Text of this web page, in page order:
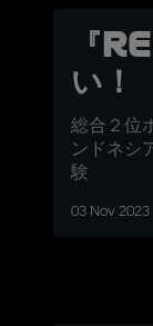
『
い！
総合２位
ンドネシ
験
03 Nov 2023